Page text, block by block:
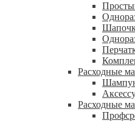
Расходные
Расходные